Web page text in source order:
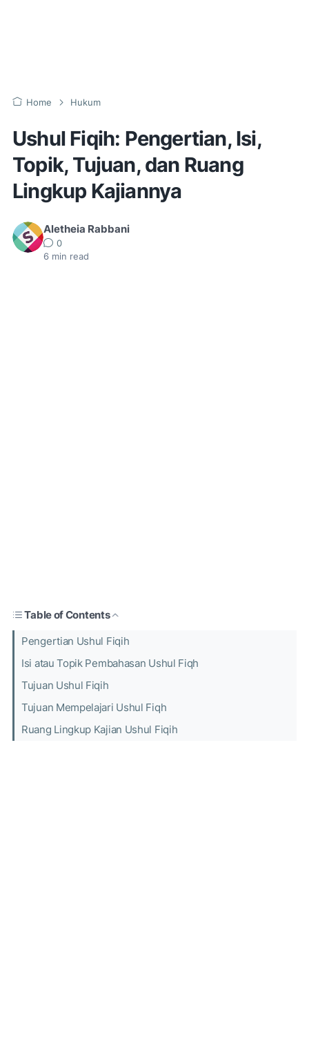
Home Hukum
Ushul Fiqih: Pengertian, Isi,
Topik, Tujuan, dan Ruang
Lingkup Kajiannya
Aletheia Rabbani
0
6 min read
Table of Contents
Pengertian Ushul Fiqih
Isi atau Topik Pembahasan Ushul Fiqh
Tujuan Ushul Fiqih
Tujuan Mempelajari Ushul Fiqh
Ruang Lingkup Kajian Ushul Fiqih